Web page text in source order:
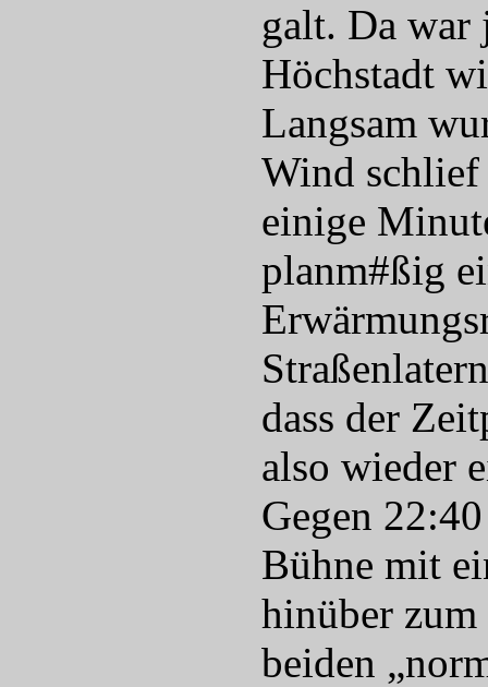
galt. Da war
Höchstadt
Langsam
Wind
einige
planm#ßig
dass der
also wieder
Gegen
Bühne mit
hinüber
beiden